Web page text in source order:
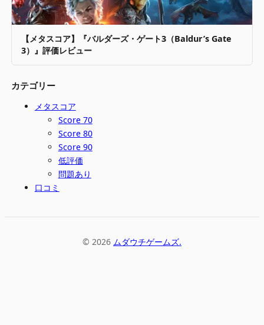
【メタスコア】『バルダーズ・ゲート3（Baldur’s Gate
3）』評価レビュー
カテゴリー
メタスコア
Score 70
Score 80
Score 90
低評価
問題あり
口コミ
© 2026 ムダウチゲームズ.